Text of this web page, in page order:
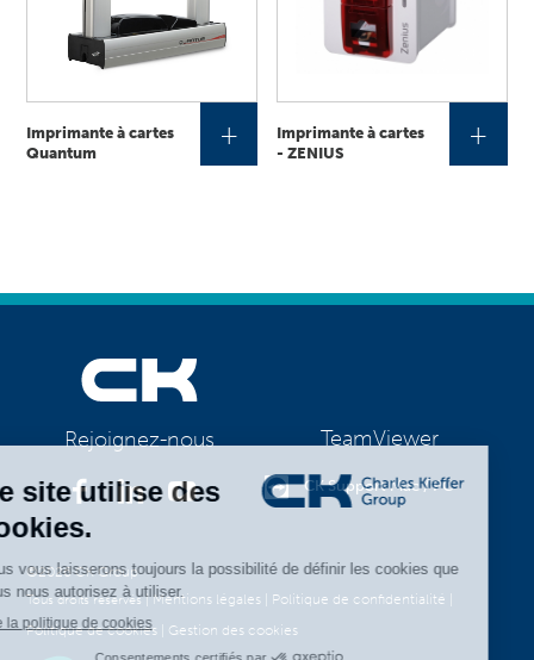
Imprimante à cartes
Quantum
+
Imprimante à cartes
- ZENIUS
+
Rejoignez-nous TeamViewer
CK Support Mac / PC
©2026 CK Group
Tous droits réservés|Mentions légales | Politique de confidentialité |
Politique de cookies | Gestion des cookies